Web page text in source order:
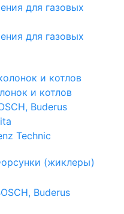
для газовых
для газовых
и котлов
Buderus
Technic
(жиклеры)
Buderus